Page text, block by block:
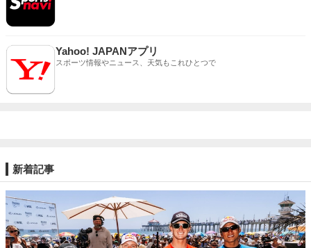
Yahoo! JAPANアプリ
スポーツ情報やニュース、天気もこれひとつで
新着記事